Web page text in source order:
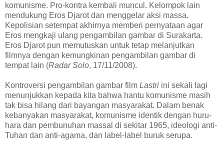
komunisme. Pro-kontra kembali muncul. Kelompok lain
mendukung Eros Djarot dan menggelar aksi massa.
Kepolisian setempat akhirnya memberi pernyataan agar
Eros mengkaji ulang pengambilan gambar di Surakarta.
Eros Djarot pun memutuskan untuk tetap melanjutkan
filmnya dengan kemungkinan pengambilan gambar di
tempat lain (Radar Solo, 17/11/2008).
Kontroversi pengambilan gambar film Lastri ini sekali lagi
menunjukkan kepada kita bahwa hantu komunisme masih
tak bisa hilang dari bayangan masyarakat. Dalam benak
kebanyakan masyarakat, komunisme identik dengan huru-
hara dan pembunuhan massal di sekitar 1965, ideologi anti-
Tuhan dan anti-agama, dan label-label buruk serupa.